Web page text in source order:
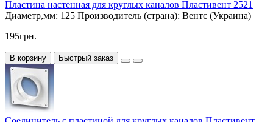
Пластина настенная для круглых каналов Пластивент 2521
Диаметр,мм: 125 Производитель (страна): Вентс (Украина)
195грн.
В корзину Быстрый заказ